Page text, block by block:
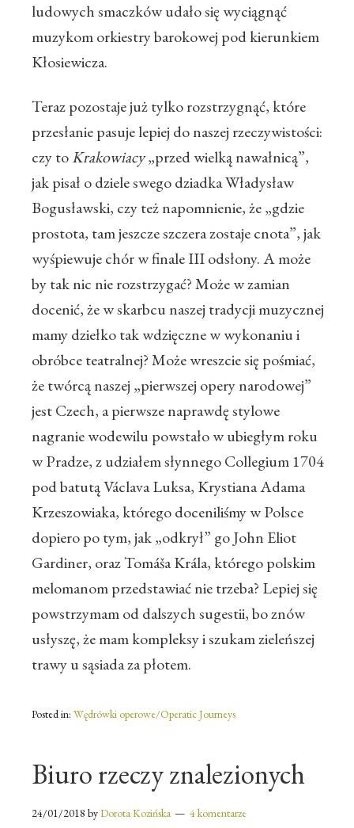
ludowych smaczków udało się wyciągnąć
muzykom orkiestry barokowej pod kierunkiem
Kłosiewicza.
Teraz pozostaje już tylko rozstrzygnąć, które
przesłanie pasuje lepiej do naszej rzeczywistości:
czy toKrakowiacy„przed wielką nawałnicą”,
jak pisał o dziele swego dziadka Władysław
Bogusławski, czy też napomnienie, że „gdzie
prostota, tam jeszcze szczera zostaje cnota”, jak
wyśpiewuje chór w finale III odsłony. A może
by tak nic nie rozstrzygać? Może w zamian
docenić, że w skarbcu naszej tradycji muzycznej
mamy dziełko tak wdzięczne w wykonaniu i
obróbce teatralnej? Może wreszcie się pośmiać,
że twórcą naszej „pierwszej opery narodowej”
jest Czech, a pierwsze naprawdę stylowe
nagranie wodewilu powstało w ubiegłym roku
w Pradze, z udziałem słynnego Collegium 1704
pod batutą Václava Luksa, Krystiana Adama
Krzeszowiaka, którego doceniliśmy w Polsce
dopiero po tym, jak „odkrył” go John Eliot
Gardiner, oraz Tomáša Krála, którego polskim
melomanom przedstawiać nie trzeba? Lepiej się
powstrzymam od dalszych sugestii, bo znów
usłyszę, że mam kompleksy i szukam zieleńszej
trawy u sąsiada za płotem.
Posted in: Wędrówki operowe/Operatic Journeys
Biuro rzeczy znalezionych
24/01/2018 byDorota Kozińska 4 komentarze